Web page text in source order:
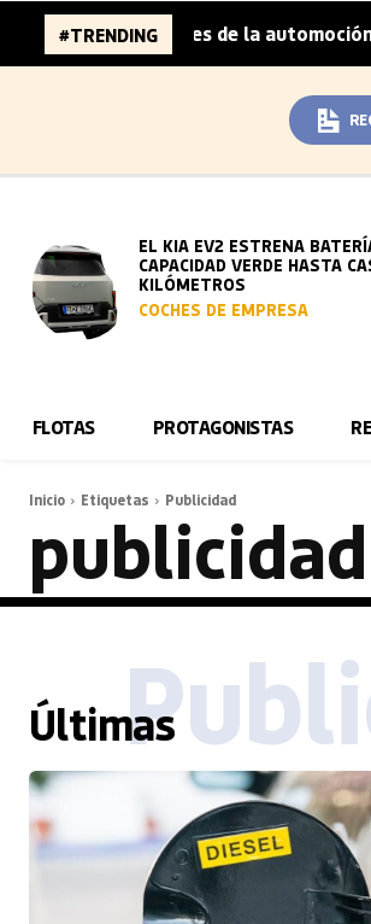
#TRENDING
96.000 millones de la automoción
EL KIA EV2 ESTRENA
CAPACIDAD VERDE HASTA
KILÓMETROS
COCHES DE EMPRESA
FLOTAS PROTAGONISTAS
Inicio Etiquetas Publicidad
publicidad
Últimas